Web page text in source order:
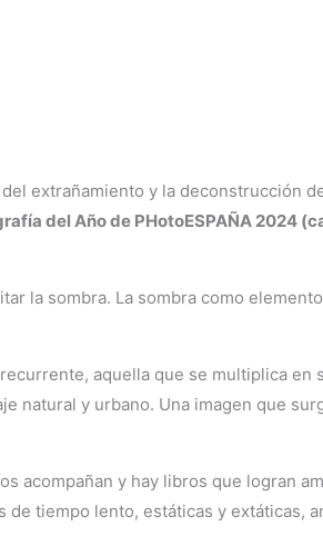
extrañamiento y la deconstrucción
del Año de PHotoESPAÑA 2024
la sombra. La sombra como
recurrente, aquella que se multiplica
natural y urbano. Una imagen que
acompañan y hay libros que logran
tiempo lento, estáticas y extáticas,